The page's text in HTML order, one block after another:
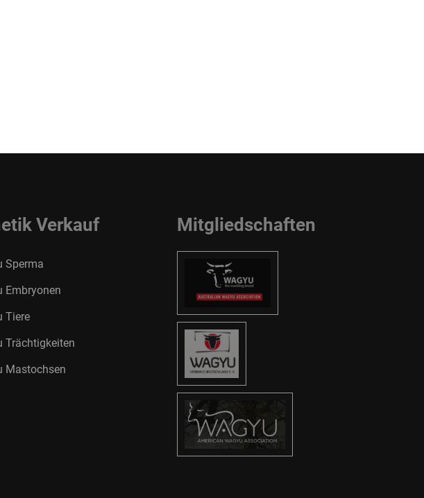
Verkauf
Sperma
Embryonen
Tiere
Trächtigkeiten
Mastochsen
Mitgliedschaften